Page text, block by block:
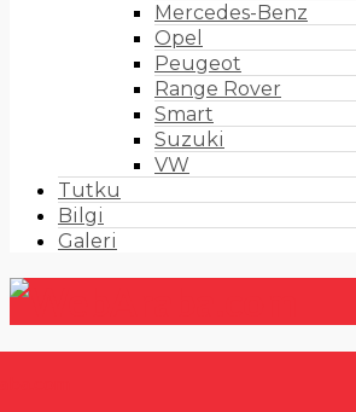
Mercedes-Benz
Opel
Peugeot
Range Rover
Smart
Suzuki
VW
Tutku
Bilgi
Galeri